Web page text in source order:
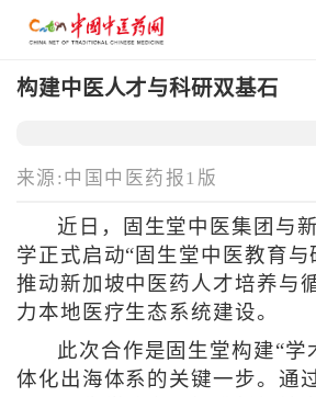
构建中医人才与科研双基石
来源:中国中医药报1版
近日，固生堂中医集团与
学正式启动“固生堂中医教育与
推动新加坡中医药人才培养与
力本地医疗生态系统建设。
此次合作是固生堂构建“学
体化出海体系的关键一步。通